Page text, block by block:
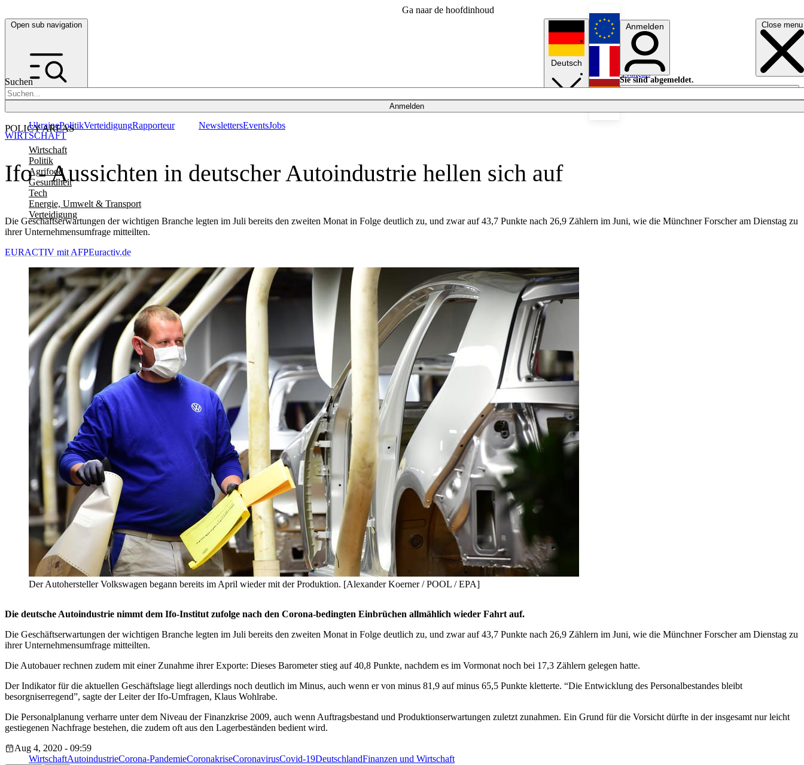
Ga naar de hoofdinhoud
Open sub navigation Close menu
Suchen
Anmelden
POLICY AREAS
Wirtschaft
Politik
Agrifood
Gesundheit
Tech
Energie, Umwelt & Transport
Verteidigung
UkrainePolitikVerteidigungRapporteur NewslettersEventsJobs
Deutsch
English
Français
Anmelden
Sie sind abgemeldet.
Anmelden
Licht aus
Ifo - Aussichten in deutscher Autoindustrie hellen sich auf
Die Geschäftserwartungen der wichtigen Branche legten im Juli bereits den zweiten Monat in Folge deutlich zu, und zwar auf 43,7 Punkte nach 26,9 Zählern im Juni, wie die Münchner Forscher am Dienstag zu
ihrer Unternehmensumfrage mitteilten.
WIRTSCHAFT
EURACTIV mit AFPEuractiv.de
Der Autohersteller Volkswagen begann bereits im April wieder mit der Produktion. [Alexander Koerner / POOL / EPA]
Die deutsche Autoindustrie nimmt dem Ifo-Institut zufolge nach den Corona-bedingten Einbrüchen allmählich wieder Fahrt auf.
Die Geschäftserwartungen der wichtigen Branche legten im Juli bereits den zweiten Monat in Folge deutlich zu, und zwar auf 43,7 Punkte nach 26,9 Zählern im Juni, wie die Münchner Forscher am Dienstag zu
ihrer Unternehmensumfrage mitteilten.
Die Autobauer rechnen zudem mit einer Zunahme ihrer Exporte: Dieses Barometer stieg auf 40,8 Punkte, nachdem es im Vormonat noch bei 17,3 Zählern gelegen hatte.
Der Indikator für die aktuellen Geschäftslage liegt allerdings noch deutlich im Minus, auch wenn er von minus 81,9 auf minus 65,5 Punkte kletterte. “Die Entwicklung des Personalbestandes bleibt
besorgniserregend”, sagte der Leiter der Ifo-Umfragen, Klaus Wohlrabe.
Die Personalplanung verharre unter dem Niveau der Finanzkrise 2009, auch wenn Auftragsbestand und Produktionserwartungen zuletzt zunahmen. Ein Grund für die Vorsicht dürfte in der insgesamt nur leicht
gestiegenen Nachfrage bestehen, die zudem oft aus den Lagerbeständen bedient wird.
Aug 4, 2020 - 09:59
WirtschaftAutoindustrieCorona-PandemieCoronakriseCoronavirusCovid-19DeutschlandFinanzen und Wirtschaft